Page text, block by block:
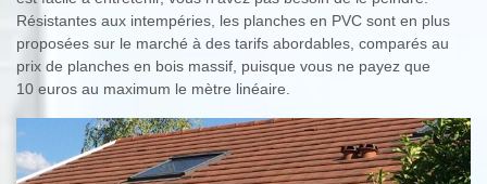
Résistantes aux intempéries, les planches en PVC sont en plus
proposées sur le marché à des tarifs abordables, comparés au
prix de planches en bois massif, puisque vous ne payez que
10 euros au maximum le mètre linéaire.